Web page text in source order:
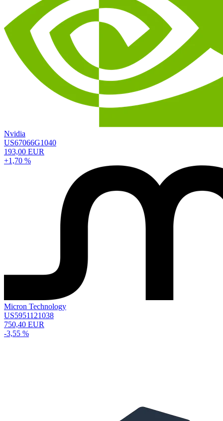
Nvidia
US67066G1040
193,00 EUR
+1,70 %
Micron Technology
US5951121038
750,40 EUR
-3,55 %